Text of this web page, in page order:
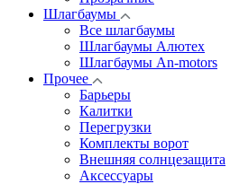
Шлагбаумы
Все шлагбаумы
Шлагбаумы Алютех
Шлагбаумы An-motors
Прочее
Барьеры
Калитки
Перегрузки
Комплекты ворот
Внешняя солнцезащита
Аксессуары